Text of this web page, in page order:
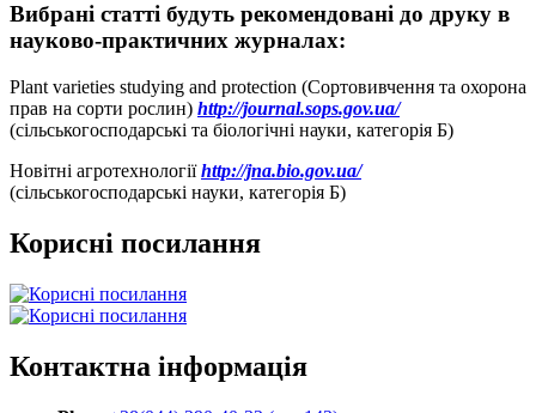
Вибрані статті будуть рекомендовані до друку в
науково-практичних журналах:
Plant varieties studying and protection (Сортовивчення та охорона
прав на сорти рослин) http://journal.sops.gov.ua/
(сільськогосподарські та біологічні науки, категорія Б)
Новітні агротехнологіїhttp://jna.bio.gov.ua/
(сільськогосподарські науки, категорія Б)
Корисні посилання
Контактна інформація